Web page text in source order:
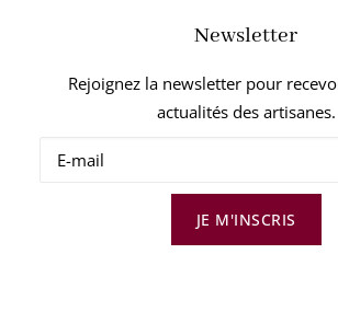
Newsletter
Rejoignez la newsletter pour
actualités des artisanes.
JE M'INSCRIS